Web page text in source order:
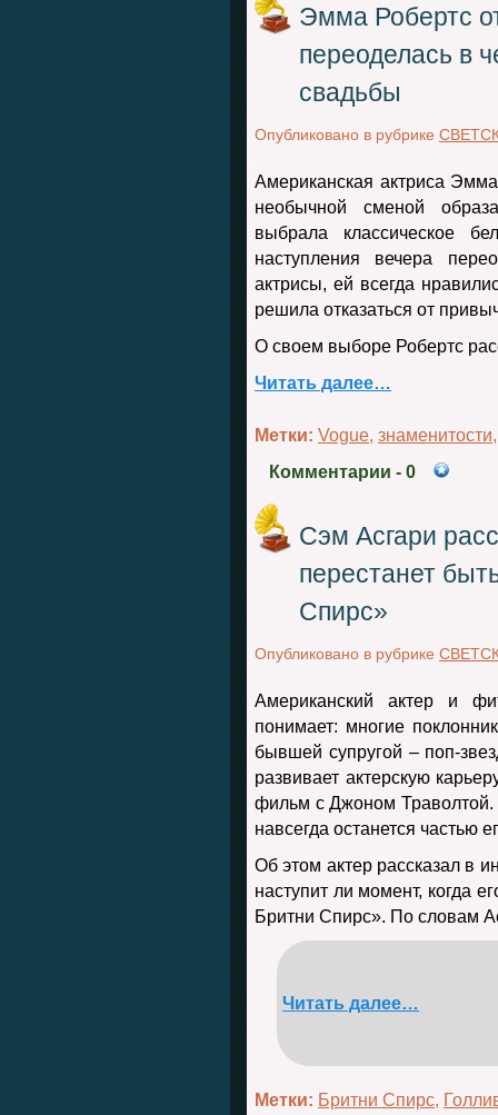
Эмма Робертс
переоделась в
свадьбы
Опубликовано в рубрике
Американская актриса
необычной сменой
выбрала классическое
наступления вечера
актрисы, ей всегда
решила отказаться от
О своем выборе Робертс
Читать далее…
Метки: Vogue, знаменитости
Комментарии - 0
Сэм Асгари
перестанет
Спирс»
Опубликовано в рубрике
Американский актер и
понимает: многие
бывшей супругой – поп-
развивает актерскую
фильм с Джоном Траволтой.
навсегда останется частью
Об этом актер рассказал в
наступит ли момент, когда
Бритни Спирс». По словам
Читать далее…
Метки: Бритни Спирс,